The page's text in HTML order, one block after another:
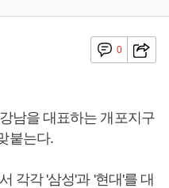
0
남을 대표하는 개포지구
붙는다.
각각 '삼성'과 '현대'를 대